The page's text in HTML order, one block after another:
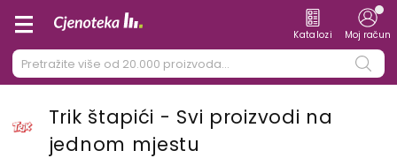
Katalozi Moj račun
Trik štapići - Svi proizvodi na
jednom mjestu